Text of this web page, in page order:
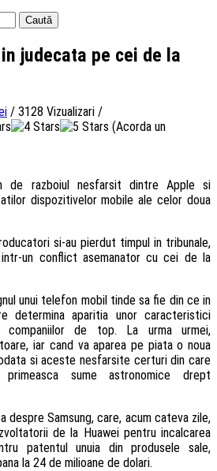
judecata pe cei de la
/ 3128 Vizualizari /
(Acorda un
de razboiul nesfarsit dintre Apple si
dispozitivelor mobile ale celor doua
si-au pierdut timpul in tribunale,
un conflict asemanator cu cei de la
unui telefon mobil tinde sa fie din ce in
determina aparitia unor caracteristici
companiilor de top. La urma urmei,
iar cand va aparea pe piata o noua
si aceste nesfarsite certuri din care
sume astronomice drept
despre Samsung, care, acum cateva zile,
de la Huawei pentru incalcarea
patentul unuia din produsele sale,
la 24 de milioane de dolari.